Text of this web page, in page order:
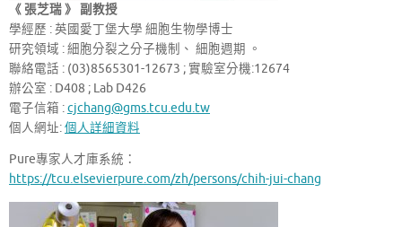
《 張芝瑞 》 副教授
學經歷 : 英國愛丁堡大學 細胞生物學博士
研究領域 : 細胞分裂之分子機制、 細胞週期 。
聯絡電話 : (03)8565301-12673 ; 實驗室分機:12674
辦公室 : D408 ; Lab D426
電子信箱 :cjchang@gms.tcu.edu.tw
個人網址:個人詳細資料
Pure專家人才庫系統：
https://tcu.elsevierpure.com/zh/persons/chih-jui-chang